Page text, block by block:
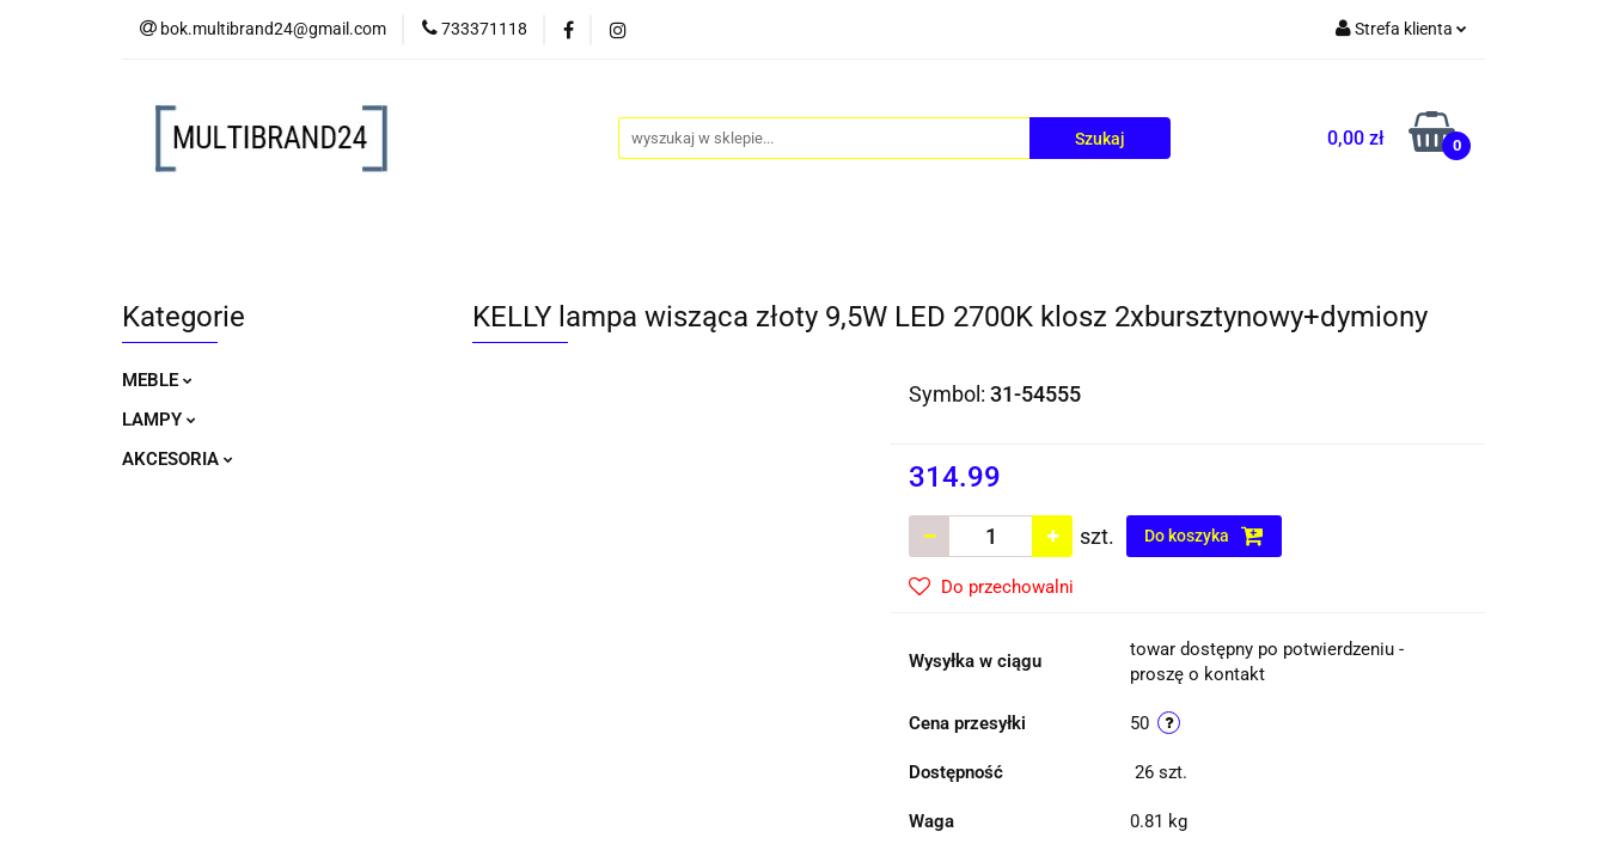
bok.multibrand24@gmail.com 733371118 Strefa klienta
Zarejestruj się
Dodaj zgłoszenie
0,00 zł 0
MEBLE LAMPY AKCESORIA
Kategorie
MEBLE
LAMPY
AKCESORIA
KELLY lampa wisząca złoty 9,5W LED 2700K klosz 2xbursztynowy+dymiony
Symbol:31-54555
314.99
szt. Do koszyka
Do przechowalni
Wysyłka w ciągu
towar dostępny po potwierdzeniu -
proszę o kontakt
Cena przesyłki 50
Dostępność 26 szt.
Waga 0.81 kg